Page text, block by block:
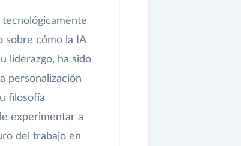
sobre cómo la IA
liderazgo, ha sido
personalización
filosofía
experimentar a
del trabajo en